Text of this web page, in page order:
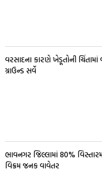
વરસાદના કારણે ખેડૂતોની ચિંતામાં
ગ્રાઉન્ડ સર્વે
ભાવનગર જિલ્લામાં 80%
વિક્રમ જનક વાવેતર